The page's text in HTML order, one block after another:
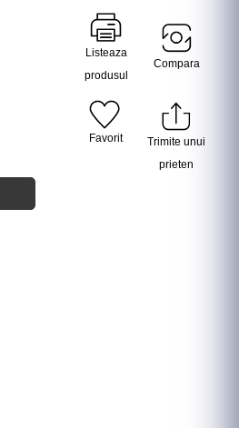
Listeaza
produsul
Compara
Favorit
Trimite unui
prieten